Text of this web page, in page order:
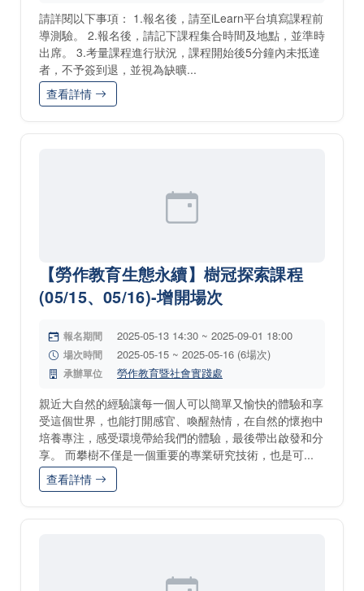
請詳閱以下事項： 1.報名後，請至iLearn平台填寫課程前
導測驗。 2.報名後，請記下課程集合時間及地點，並準時
出席。 3.考量課程進行狀況，課程開始後5分鐘內未抵達
者，不予簽到退，並視為缺曠...
查看詳情
【勞作教育生態永續】樹冠探索課程
(05/15、05/16)-增開場次
報名期間 2025-05-13 14:30 ~ 2025-09-01 18:00
場次時間 2025-05-15 ~ 2025-05-16 (6場次)
承辦單位 勞作教育暨社會實踐處
親近大自然的經驗讓每一個人可以簡單又愉快的體驗和享
受這個世界，也能打開感官、喚醒熱情，在自然的懷抱中
培養專注，感受環境帶給我們的體驗，最後帶出啟發和分
享。 而攀樹不僅是一個重要的專業研究技術，也是可...
查看詳情